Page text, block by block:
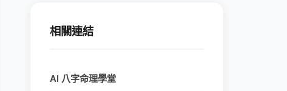
相關連結
AI 八字命理學堂